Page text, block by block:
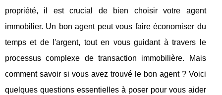
propriété, il est crucial de bien choisir votre agent
immobilier. Un bon agent peut vous faire économiser du
temps et de l'argent, tout en vous guidant à travers le
processus complexe de transaction immobilière. Mais
comment savoir si vous avez trouvé le bon agent ? Voici
quelques questions essentielles à poser pour vous aider